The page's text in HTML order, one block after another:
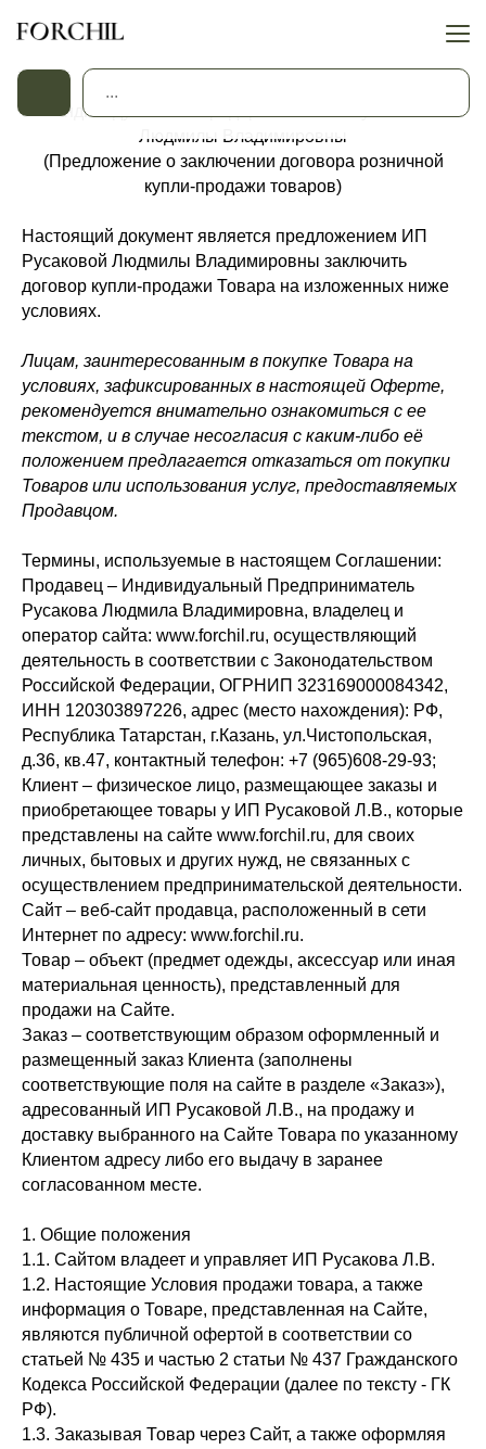
Индивидуального предпринимателя Русаковой
Людмилы Владимировны
(Предложение о заключении договора розничной
купли-продажи товаров)
Настоящий документ является предложением ИП
Русаковой Людмилы Владимировны заключить
договор купли-продажи Товара на изложенных ниже
условиях.
Лицам, заинтересованным в покупке Товара на
условиях, зафиксированных в настоящей Оферте,
рекомендуется внимательно ознакомиться с ее
текстом, и в случае несогласия с каким-либо её
положением предлагается отказаться от покупки
Товаров или использования услуг, предоставляемых
Продавцом.
Термины, используемые в настоящем Соглашении:
Продавец – Индивидуальный Предприниматель
Русакова Людмила Владимировна, владелец и
оператор сайта: www.forchil.ru, осуществляющий
деятельность в соответствии с Законодательством
Российской Федерации, ОГРНИП 323169000084342,
ИНН 120303897226, адрес (место нахождения): РФ,
Республика Татарстан, г.Казань, ул.Чистопольская,
д.36, кв.47, контактный телефон: +7 (965)608-29-93;
Клиент – физическое лицо, размещающее заказы и
приобретающее товары у ИП Русаковой Л.В., которые
представлены на сайте www.forchil.ru, для своих
личных, бытовых и других нужд, не связанных с
осуществлением предпринимательской деятельности.
Сайт – веб-сайт продавца, расположенный в сети
Интернет по адресу: www.forchil.ru.
Товар – объект (предмет одежды, аксессуар или иная
материальная ценность), представленный для
продажи на Сайте.
Заказ – соответствующим образом оформленный и
размещенный заказ Клиента (заполнены
соответствующие поля на сайте в разделе «Заказ»),
адресованный ИП Русаковой Л.В., на продажу и
доставку выбранного на Сайте Товара по указанному
Клиентом адресу либо его выдачу в заранее
согласованном месте.
1. Общие положения
1.1. Сайтом владеет и управляет ИП Русакова Л.В.
1.2. Настоящие Условия продажи товара, а также
информация о Товаре, представленная на Сайте,
являются публичной офертой в соответствии со
статьей № 435 и частью 2 статьи № 437 Гражданского
Кодекса Российской Федерации (далее по тексту - ГК
РФ).
1.3. Заказывая Товар через Сайт, а также оформляя